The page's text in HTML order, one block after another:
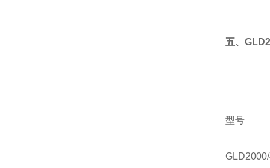
五、
型号